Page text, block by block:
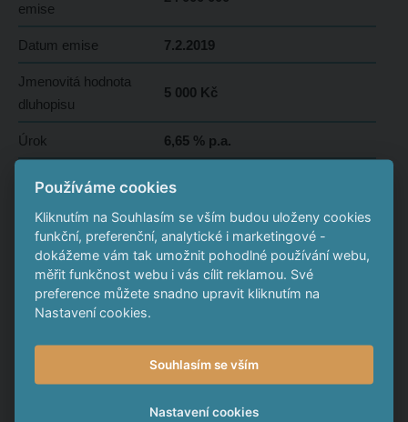
emise
Datum emise 7.2.2019
Jmenovitá hodnota
dluhopisu
5 000 Kč
Úrok 6,65 % p.a.
Termín výplaty úroků 29.2.2020, 28.2.2021 a 7.2.2022
Emisní kurz 100 %
Aktuální cena 1
dluhopisu
5 000 Kč
Konec upisovacího
7.2.2020
Po splatnosti
Používáme cookies
Kliknutím na Souhlasím se vším budou uloženy cookies
funkční, preferenční, analytické i marketingové -
dokážeme vám tak umožnit pohodlné používání webu,
měřit funkčnost webu i vás cílit reklamou. Své
preference můžete snadno upravit kliknutím na
Nastavení cookies.
Souhlasím se vším
Nastavení cookies